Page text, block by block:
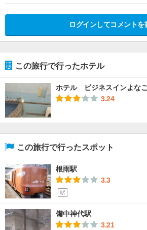
ログインしてコメントを
この旅行で行ったホテル
ホテル ビジネスインよな
3.24
この旅行で行ったスポット
根雨駅
3.3
駅
備中神代駅
3.21